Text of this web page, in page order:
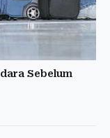
Sebelum